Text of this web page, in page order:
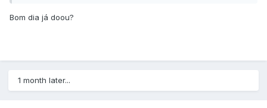
Bom dia já doou?
1 month later...